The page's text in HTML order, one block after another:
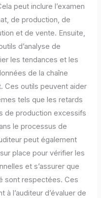
peut inclure l’examen
de production, de
et de vente. Ensuite,
d’analyse de
les tendances et les
de la chaîne
Ces outils peuvent aider
tels que les retards
de production excessifs
le processus de
peut également
place pour vérifier les
et s’assurer que
sont respectées. Ces
l’auditeur d’évaluer de